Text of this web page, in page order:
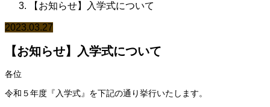
【お知らせ】入学式について
2023.03.27
【お知らせ】入学式について
各位
令和５年度『入学式』を下記の通り挙行いたします。